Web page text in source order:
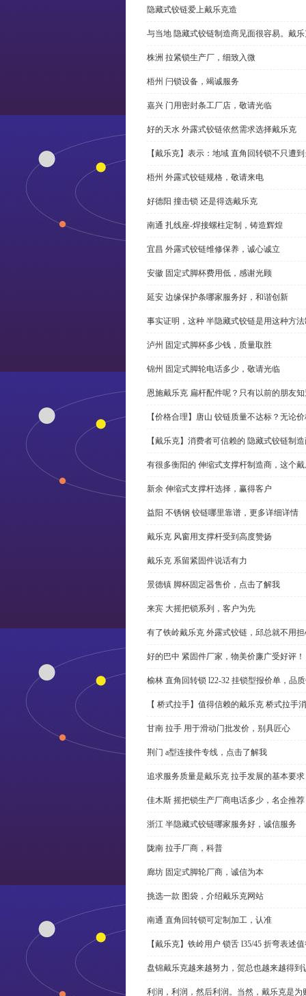
隐藏式铰链爱上戴乐克造
与当地 隐藏式铰链制造商见面很容易。戴
株洲 拉紧锁生产厂，细致入微
梧州 闩锁设备，竭诚服务
嘉兴 门用密封条工厂店，敬请光临
好的天水 外露式铰链依然需求选择戴乐克
【戴乐克】表示：地域 直角回转锁不只遭
梧州 外露式铰链规格，敬请来电
好德阳 撞击锁 还是得选戴乐克
南通 扎线座-焊接螺柱定制，铸造辉煌
宜昌 外露式铰链维修保养，诚心诚立
安徽 固定式脚杯费用低，感谢光顾
延安 边缘保护条哪家服务好，和谐创新
事实证明，这种 半隐藏式铰链是用这种方
泸州 固定式脚杯多少钱，质量取胜
锦州 固定式脚轮电话多少，敬请光临
恩施戴乐克 扁杆配件呢？只有以前的朋友
【价格合理】唐山 铰链质量不达标？无论
【戴乐克】消费者可信赖的 隐藏式铰链制
有很多衡阳的 伸缩式支撑杆制造商，这个
新余 伸缩式支撑杆选择，赢得客户
益阳 不锈钢 铰链哪里靠谱，更多详细详情
戴乐克 风窗用支撑杆受到高度赞扬
戴乐克 系留紧固件说话有力
景德镇 脚杯固定器售价，点击了解我
来宾 大摇把锁系列，客户为先
有了铁岭戴乐克 外露式铰链，邱总就不用
好的巴中 紧固件厂家，物美价廉广受好评！
榆林 直角回转锁 l22-32 挂锁型报价单，品
【 桥式拉手】值得信赖的戴乐克 桥式拉手
甘南 拉手 用于滑动门批发价，别具匠心
荆门 a型连接件专线，点击了解我
追求服务质量是戴乐克 拉手发展的基本要求
佳木斯 摇把锁生产厂商电话多少，名企推荐
浙江 半隐藏式铰链哪家服务好，诚信服务
陇南 拉手厂商，科普
廊坊 固定式脚轮厂商，诚信为本
挑选一款 图袋，介绍戴乐克网站
南通 直角回转锁可定制加工，认准
【戴乐克】铁岭用户 锁舌 l35/45 折弯表述
盘锦戴乐克越来越努力，贺总也越来越得到
利润，利润，然后利润。当然，戴乐克是为